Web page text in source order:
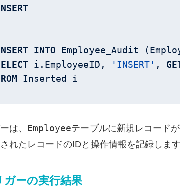
INTO Employee_Audit
i.EmployeeID, 'INSERT' ,
は、 Employeeテーブルに新規レコード
れたレコードのIDと操作情報を記録します
ーの実行結果